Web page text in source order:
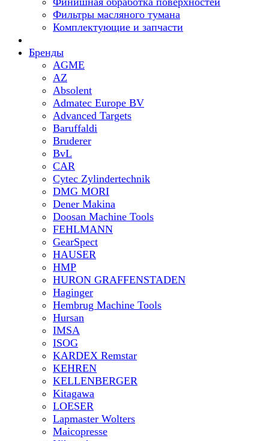
Фильтры масляного тумана
Комплектующие и запчасти
Бренды
AGME
AZ
Absolent
Admatec Europe BV
Advanced Targets
Baruffaldi
Bruderer
BvL
CAR
Cytec Zylindertechnik
DMG MORI
Dener Makina
Doosan Machine Tools
FEHLMANN
GearSpect
HAUSER
HMP
HURON GRAFFENSTADEN
Haginger
Hembrug Machine Tools
Hursan
IMSA
ISOG
KARDEX Remstar
KEHREN
KELLENBERGER
Kitagawa
LOESER
Lapmaster Wolters
Maicopresse